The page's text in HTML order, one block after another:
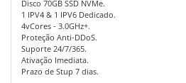
Disco 70GB SSD NVMe.
1 IPV4 & 1 IPV6 Dedicado.
4vCores - 3.0GHz+.
Proteção Anti-DDoS.
Suporte 24/7/365.
Ativação Imediata.
Prazo de Stup 7 dias.